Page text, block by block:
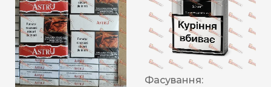
Фасування: